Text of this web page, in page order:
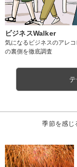
ビジネスWalker
気になるビジネスのアレコ
の裏側を徹底調査
季節を感じ